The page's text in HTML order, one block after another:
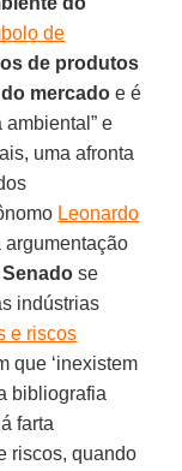
de
de produtos
mercado e é
ambiental” e
uma afronta
Leonardo
argumentação
se
indústrias
e riscos
que ‘inexistem
bibliografia
farta
riscos, quando